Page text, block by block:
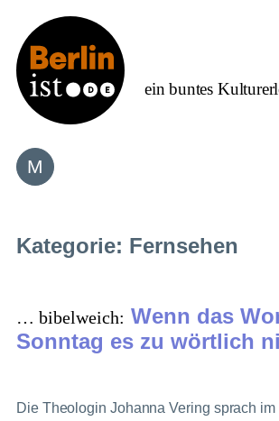
ein buntes
Kategorie: Fernsehen
… bibelweich: Wenn das
Sonntag es zu wörtlich
Die Theologin Johanna Vering sprach